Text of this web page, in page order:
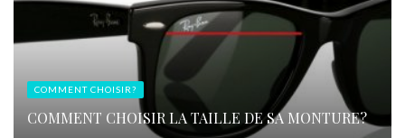
COMMENT CHOISIR?
COMMENT CHOISIR LA TAILLE DE SA MONTURE?